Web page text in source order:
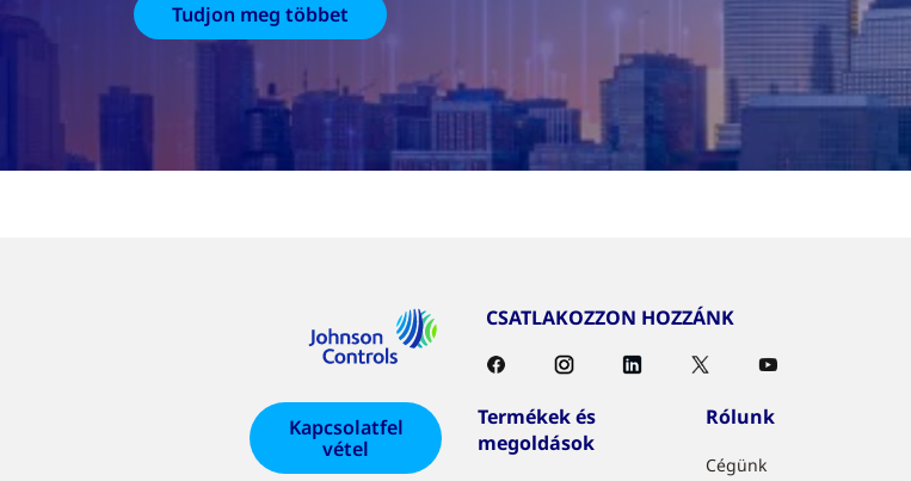
Tudjon meg többet
CSATLAKOZZON HOZZÁNK
Kapcsolatfel
vétel
Termékek és
megoldások
Rólunk
Cégünk